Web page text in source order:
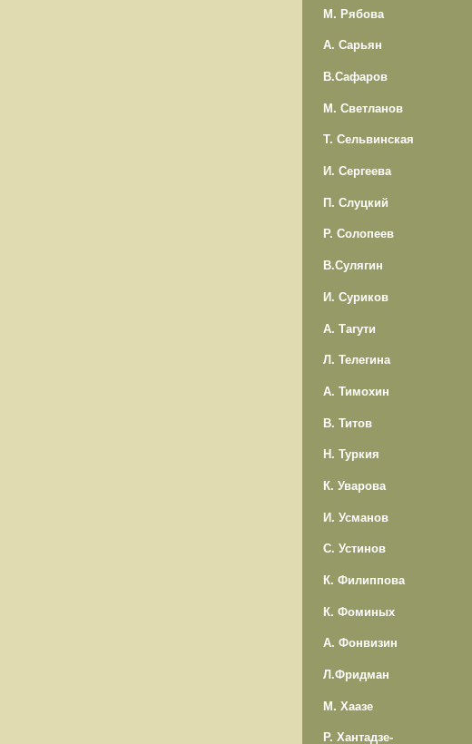
М. Рябова
А. Сарьян
В.Сафаров
М. Светланов
Т. Сельвинская
И. Сергеева
П. Слуцкий
Р. Солопеев
В.Сулягин
И. Суриков
А. Тагути
Л. Телегина
А. Тимохин
В. Титов
Н. Туркия
К. Уварова
И. Усманов
С. Устинов
К. Филиппова
К. Фоминых
А. Фонвизин
Л.Фридман
М. Хаазе
Р. Хантадзе-